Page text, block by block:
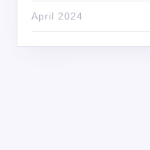
April 2024